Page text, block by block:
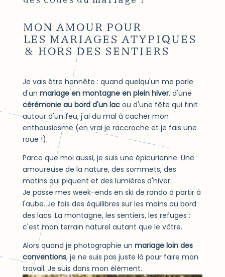
MON AMOUR POUR
LES MARIAGES ATYPIQUES
& HORS DES SENTIERS
Je vais être honnête : quand quelqu'un me parle
d'un mariage en montagne en plein hiver, d'une
cérémonie au bord d'un lacou d'une fête qui finit
autour d'un feu, j'ai du mal à cacher mon
enthousiasme (en vrai je raccroche et je fais une
roue !).
Parce que moi aussi, je suis une épicurienne. Une
amoureuse de la nature, des sommets, des
matins qui piquent et des lumières d'hiver.
Je passe mes week-ends en ski de rando à partir à
l'aube. Je fais des équilibres sur les mains au bord
des lacs. La montagne, les sentiers, les refuges :
c'est mon terrain naturel autant que le vôtre.
Alors quand je photographie un mariage loin des
conventions, je ne suis pas juste là pour faire mon
travail. Je suis dans mon élément.